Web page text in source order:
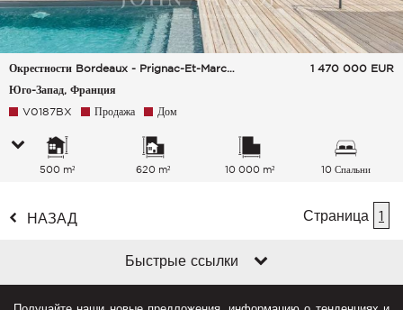
Юго-Запад, Франция
1 470 000 EUR
V0187BX Продажа Дом
500 m² 620 m² 10 000 m² 10 Спальни
НАЗАД Страница 1
Быстрые ссылки